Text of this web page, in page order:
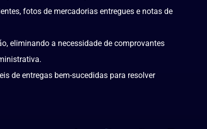
fotos de mercadorias entregues e notas de
eliminando a necessidade de comprovantes
de entregas bem-sucedidas para resolver